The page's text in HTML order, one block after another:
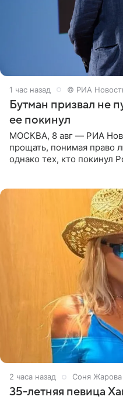
1 час назад © РИА
Бутман призвал не
ее покинул
МОСКВА, 8 авг — РИА
прощать, понимая право
однако тех, кто покинул
2 часа назад Соня Жарова
35-летняя певица